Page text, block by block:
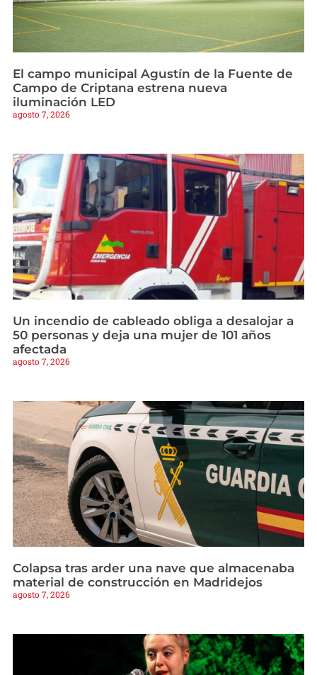
El campo municipal Agustín de la Fuente de
Campo de Criptana estrena nueva
iluminación LED
agosto 7, 2026
Un incendio de cableado obliga a desalojar a
50 personas y deja una mujer de 101 años
afectada
agosto 7, 2026
Colapsa tras arder una nave que almacenaba
material de construcción en Madridejos
agosto 7, 2026